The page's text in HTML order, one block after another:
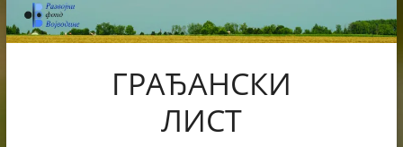
Skip
to
content
ГРАЂАНСКИ
ЛИСТ